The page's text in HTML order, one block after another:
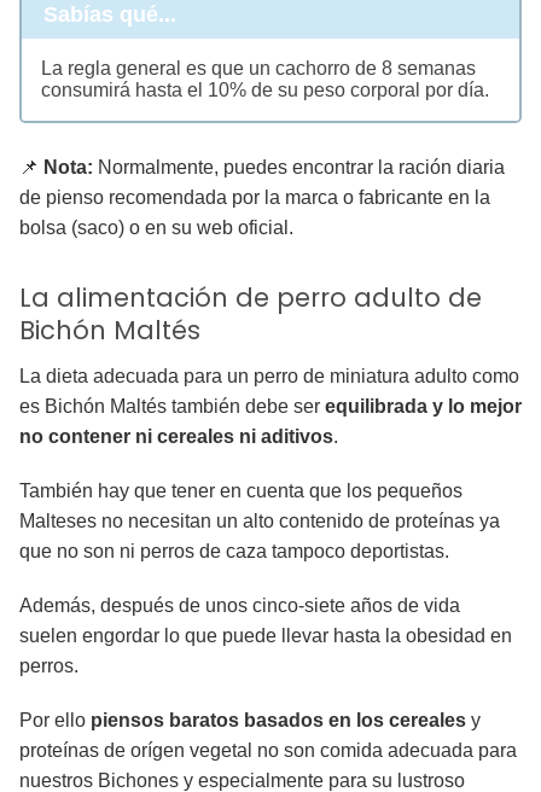
Sabías qué...
La regla general es que un cachorro de 8 semanas
consumirá hasta el 10% de su peso corporal por día.
📌 Nota: Normalmente, puedes encontrar la ración diaria
de pienso recomendada por la marca o fabricante en la
bolsa (saco) o en su web oficial.
La alimentación de perro adulto de
Bichón Maltés
La dieta adecuada para un perro de miniatura adulto como
es Bichón Maltés también debe ser equilibrada y lo mejor
no contener ni cereales ni aditivos.
También hay que tener en cuenta que los pequeños
Malteses no necesitan un alto contenido de proteínas ya
que no son ni perros de caza tampoco deportistas.
Además, después de unos cinco-siete años de vida
suelen engordar lo que puede llevar hasta la obesidad en
perros.
Por ello piensos baratos basados en los cereales y
proteínas de orígen vegetal no son comida adecuada para
nuestros Bichones y especialmente para su lustroso